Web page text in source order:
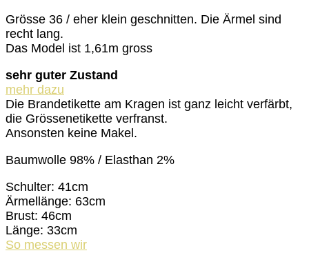
Grösse 36 / eher klein geschnitten. Die Ärmel sind
recht lang.
Das Model ist 1,61m gross
sehr guter Zustand
mehr dazu
Die Brandetikette am Kragen ist ganz leicht verfärbt,
die Grössenetikette verfranst.
Ansonsten keine Makel.
Baumwolle 98% / Elasthan 2%
Schulter: 41cm
Ärmellänge: 63cm
Brust: 46cm
Länge: 33cm
So messen wir